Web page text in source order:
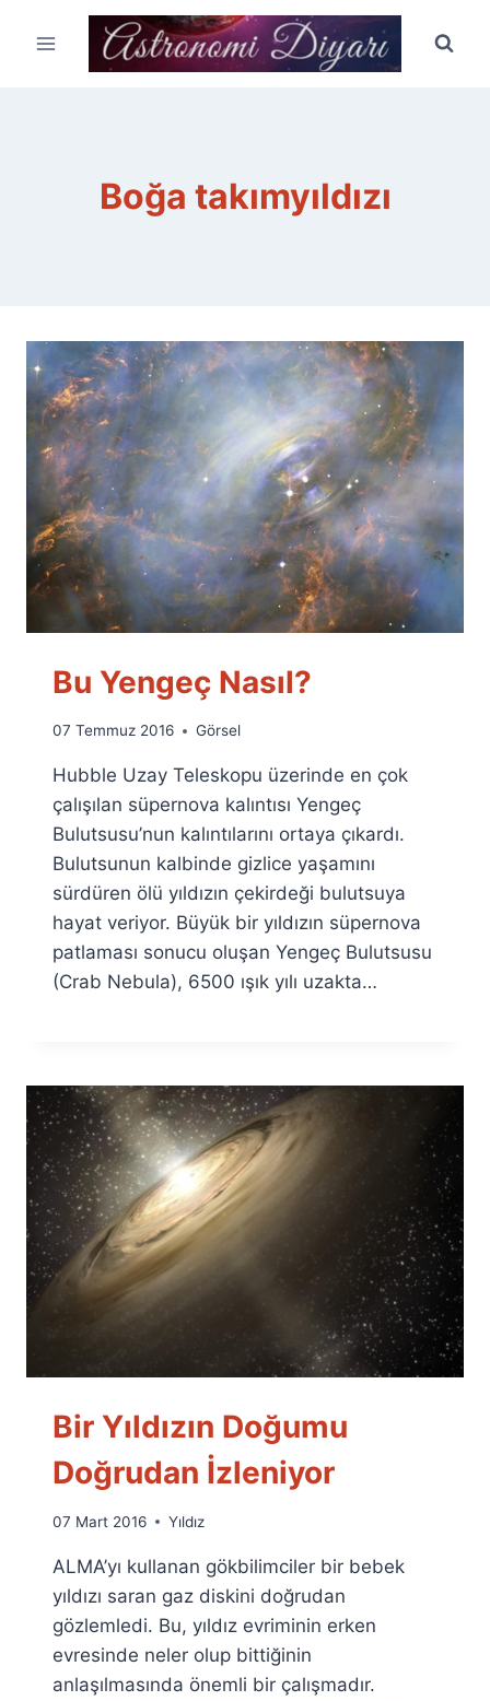
Boğa takımyıldızı
Bu Yengeç Nasıl?
By
Fuat
Özyar
07 Temmuz 2016 Görsel
Hubble Uzay Teleskopu üzerinde en çok
çalışılan süpernova kalıntısı Yengeç
Bulutsusu’nun kalıntılarını ortaya çıkardı.
Bulutsunun kalbinde gizlice yaşamını
sürdüren ölü yıldızın çekirdeği bulutsuya
hayat veriyor. Büyük bir yıldızın süpernova
patlaması sonucu oluşan Yengeç Bulutsusu
(Crab Nebula), 6500 ışık yılı uzakta…
Bir Yıldızın Doğumu
Doğrudan İzleniyor
By
Fuat
Özyar
07 Mart 2016 Yıldız
ALMA’yı kullanan gökbilimciler bir bebek
yıldızı saran gaz diskini doğrudan
gözlemledi. Bu, yıldız evriminin erken
evresinde neler olup bittiğinin
anlaşılmasında önemli bir çalışmadır.